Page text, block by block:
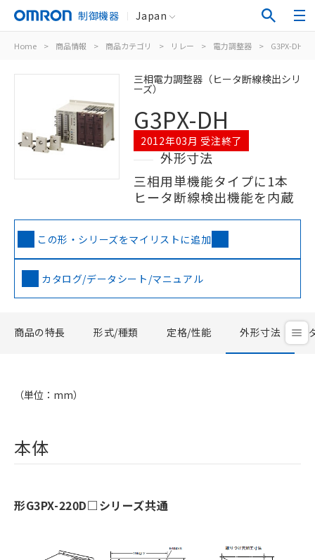
制御機器 Japan
Home > 商品情報 > 商品カテゴリ > リレー > 電力調整器 > G3PX-DH
三相電力調整器（ヒータ断線検出シリ
ーズ）
G3PX-DH
2012年03月 受注終了
外形寸法
三相用単機能タイプに1本
ヒータ断線検出機能を内蔵
この形・シリーズをマイリストに追加
カタログ/データシート/マニュアル
商品の特長 形式/種類 定格/性能 外形寸法
（単位：mm）
本体
形G3PX-220D□シリーズ共通